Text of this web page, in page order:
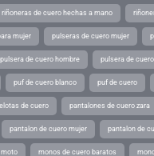
riñoneras de cuero hechas a mano
mujer pulseras de cuero mujer
pulsera de cuero hombre pulsera de cuero
puf de cuero blanco puf de cuero
de cuero pantalones de cuero zara
pantalon de cuero mujer pantalon de
moto monos de cuero baratos